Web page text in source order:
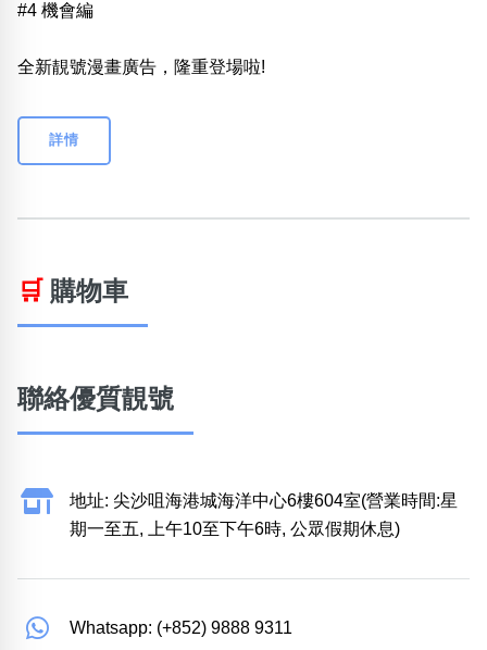
#4 機會編
全新靚號漫畫廣告，隆重登場啦!
詳情
🛒 購物車
聯絡優質靚號
地址: 尖沙咀海港城海洋中心6樓604室(營業時間:星
期一至五, 上午10至下午6時, 公眾假期休息)
Whatsapp: (+852) 9888 9311